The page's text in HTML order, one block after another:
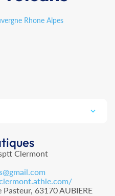
Rhone Alpes
Clermont
63170 AUBIERE